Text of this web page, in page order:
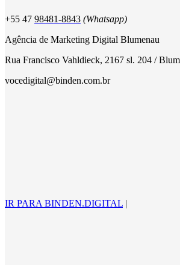
+55 47 98481-8843 (Whatsapp)
Agência de Marketing Digital Blumenau
Rua Francisco Vahldieck, 2167 sl. 204 /
vocedigital@binden.com.br
IR PARA BINDEN.DIGITAL |